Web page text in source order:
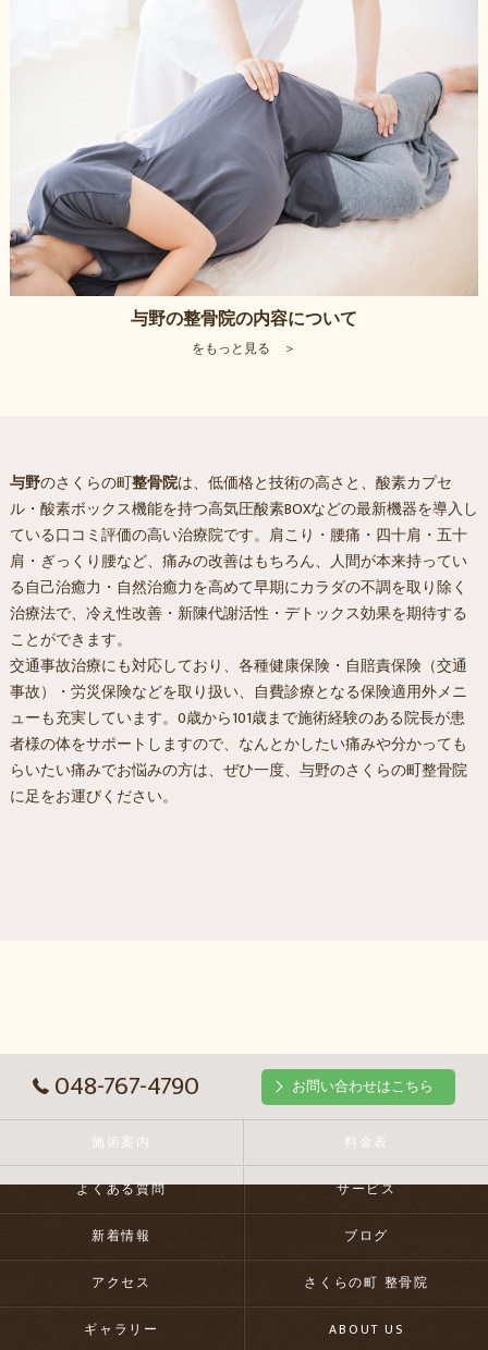
与野の整骨院の内容について
をもっと見る ＞
与野のさくらの町整骨院は、低価格と技術の高さと、酸素カプセ
ル・酸素ボックス機能を持つ高気圧酸素BOXなどの最新機器を導入し
ている口コミ評価の高い治療院です。肩こり・腰痛・四十肩・五十
肩・ぎっくり腰など、痛みの改善はもちろん、人間が本来持ってい
る自己治癒力・自然治癒力を高めて早期にカラダの不調を取り除く
治療法で、冷え性改善・新陳代謝活性・デトックス効果を期待する
ことができます。
交通事故治療にも対応しており、各種健康保険・自賠責保険（交通
事故）・労災保険などを取り扱い、自費診療となる保険適用外メニ
ューも充実しています。0歳から101歳まで施術経験のある院長が患
者様の体をサポートしますので、なんとかしたい痛みや分かっても
らいたい痛みでお悩みの方は、ぜひ一度、 与野のさくらの町整骨院
に足をお運びください。
048-767-4790 お問い合わせはこちら
施術案内 料金表
よくある質問 サービス
新着情報 ブログ
アクセス さくらの町 整骨院
ギャラリー ABOUT US